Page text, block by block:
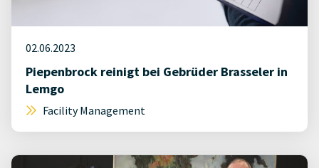
02.06.2023
Piepenbrock reinigt bei Gebrüder Brasseler in
Lemgo
Facility Management